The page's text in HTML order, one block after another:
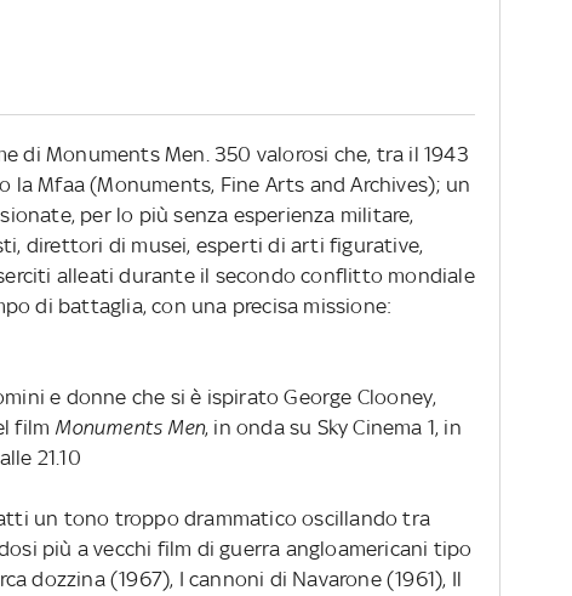
di Monuments Men. 350 valorosi che, tra il 1943
la Mfaa (Monuments, Fine Arts and Archives); un
per lo più senza esperienza militare,
direttori di musei, esperti di arti figurative,
alleati durante il secondo conflitto mondiale
di battaglia, con una precisa missione:
e donne che si è ispirato George Clooney,
filmMonuments Men, in onda su Sky Cinema 1, in
21.10
un tono troppo drammatico oscillando tra
più a vecchi film di guerra angloamericani tipo
dozzina (1967), I cannoni di Navarone (1961), Il